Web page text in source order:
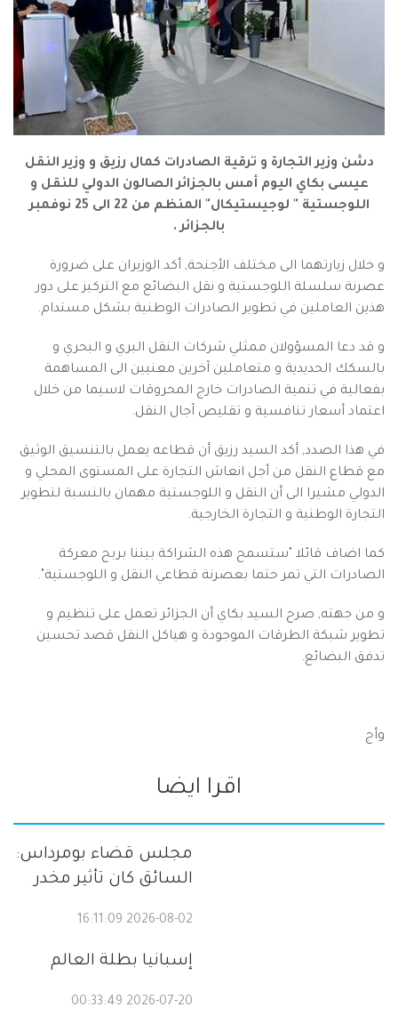
دشن وزير التجارة و ترقية الصادرات كمال رزيق و وزير النقل
عيسى بكاي اليوم أمس بالجزائر الصالون الدولي للنقل و
اللوجستية " لوجيستيكال" المنظم من 22 الى 25 نوفمبر
بالجزائر .
و خلال زيارتهما الى مختلف الأجنحة, أكد الوزيران على ضرورة
عصرنة سلسلة اللوجستية و نقل البضائع مع التركيز على دور
هذين العاملين في تطوير الصادرات الوطنية بشكل مستدام.
و قد دعا المسؤولان ممثلي شركات النقل البري و البحري و
بالسكك الحديدية و متعاملين آخرين معنيين الى المساهمة
بفعالية في تنمية الصادرات خارج المحروقات لاسيما من خلال
اعتماد أسعار تنافسية و تقليص آجال النقل.
في هذا الصدد, أكد السيد رزيق أن قطاعه يعمل بالتنسيق الوثيق
مع قطاع النقل من أجل انعاش التجارة على المستوى المحلي و
الدولي مشيرا الى أن النقل و اللوجستية مهمان بالنسبة لتطوير
التجارة الوطنية و التجارة الخارجية.
كما اضاف قائلا "ستسمح هذه الشراكة بيننا بربح معركة
الصادرات التي تمر حتما بعصرنة قطاعي النقل و اللوجستية".
و من جهته, صرح السيد بكاي أن الجزائر تعمل على تنظيم و
تطوير شبكة الطرقات الموجودة و هياكل النقل قصد تحسين
تدفق البضائع.
وأج
اقرا ايضا
مجلس قضاء بومرداس:
السائق كان تأثير مخدر
2026-08-02 16:11:09
إسبانيا بطلة العالم
2026-07-20 00:33:49